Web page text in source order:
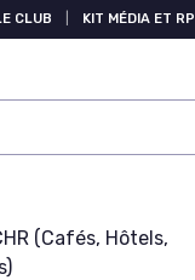
CLUB KIT MÉDIA ET RP
(Cafés, Hôtels,